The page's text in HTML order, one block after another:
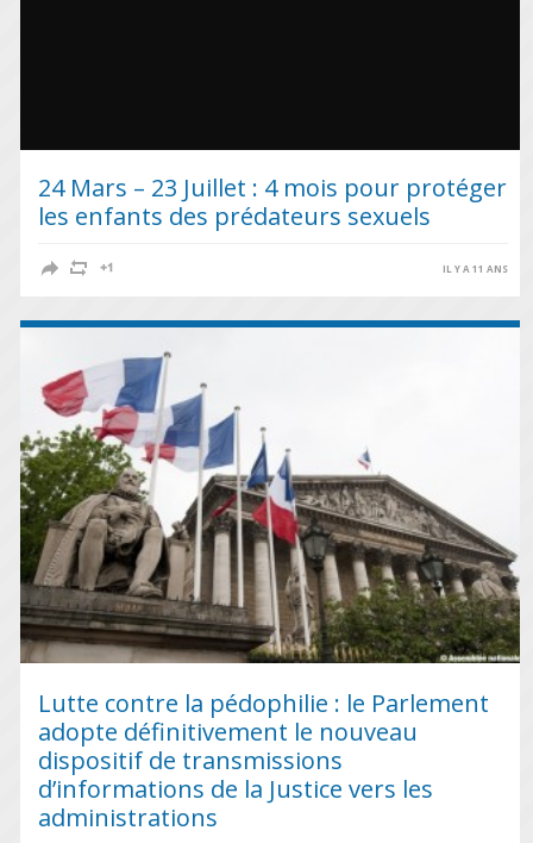
24 Mars – 23 Juillet : 4 mois pour protéger
les enfants des prédateurs sexuels
IL Y A 11 ANS
Lutte contre la pédophilie : le Parlement
adopte définitivement le nouveau
dispositif de transmissions
d’informations de la Justice vers les
administrations